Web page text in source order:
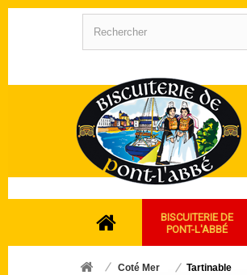
BISCUITERIE DE
PONT-L'ABBÉ
Coté Mer Tartinable